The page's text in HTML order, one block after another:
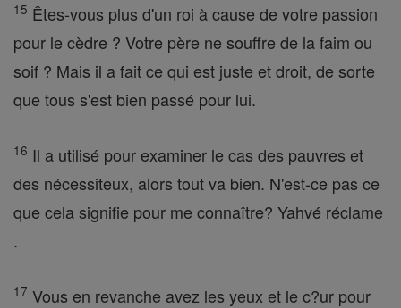
15 Êtes-vous plus d'un roi à cause de votre passion
pour le cèdre ? Votre père ne souffre de la faim ou
soif ? Mais il a fait ce qui est juste et droit, de sorte
que tous s'est bien passé pour lui.
16 Il a utilisé pour examiner le cas des pauvres et
des nécessiteux, alors tout va bien. N'est-ce pas ce
que cela signifie pour me connaître? Yahvé réclame
.
17 Vous en revanche avez les yeux et le c?ur pour